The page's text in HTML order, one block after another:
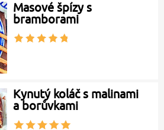
Masové špízy s
bramborami
Kynutý koláč s malinami
a borůvkami